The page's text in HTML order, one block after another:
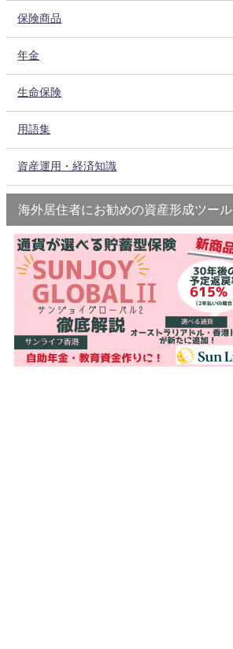
保険商品
年金
生命保険
用語集
資産運用・経済知識
海外居住者にお勧めの資産形成ツール